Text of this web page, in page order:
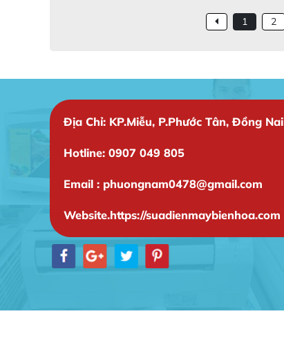
1 2
Địa Chỉ: KP.Miễu, P.Phước Tân, Đồng Nai
Hotline: 0907 049 805
Email : phuongnam0478@gmail.com
Website.https://suadienmaybienhoa.com